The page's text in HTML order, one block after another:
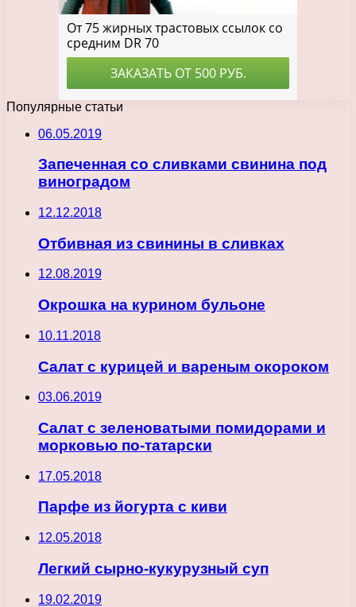
Популярные статьи
06.05.2019
Запеченная со сливками свинина под
виноградом
12.12.2018
Отбивная из свинины в сливках
12.08.2019
Окрошка на курином бульоне
10.11.2018
Салат с курицей и вареным окороком
03.06.2019
Салат с зеленоватыми помидорами и
морковью по-татарски
17.05.2018
Парфе из йогурта с киви
12.05.2018
Легкий сырно-кукурузный суп
19.02.2019